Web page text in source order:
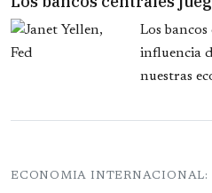
Los
influencia
nuestras
ECONOMIA INTERNACIONAL: